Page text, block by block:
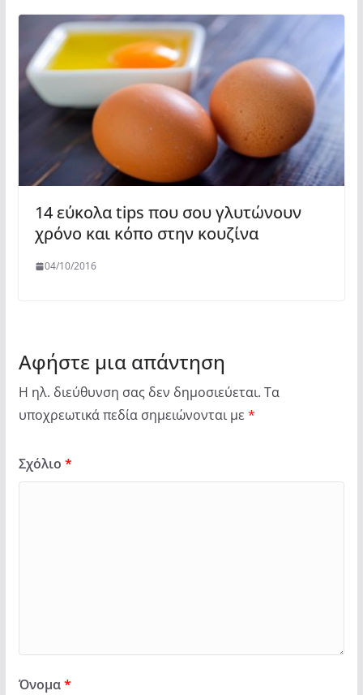
14 εύκολα tips που σου γλυτώνουν
χρόνο και κόπο στην κουζίνα
04/10/2016
Αφήστε μια απάντηση
Η ηλ. διεύθυνση σας δεν δημοσιεύεται. Τα
υποχρεωτικά πεδία σημειώνονται με *
Σχόλιο *
Όνομα*